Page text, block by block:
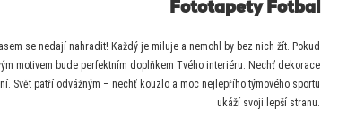
Fototapety Fotbal
se nedají nahradit! Každý je miluje a nemohl by bez nich žít. Pokud
motivem bude perfektním doplňkem Tvého interiéru. Nechť dekorace
Svět patří odvážným – nechť kouzlo a moc nejlepřího týmového sportu
ukáží svoji lepší stranu.